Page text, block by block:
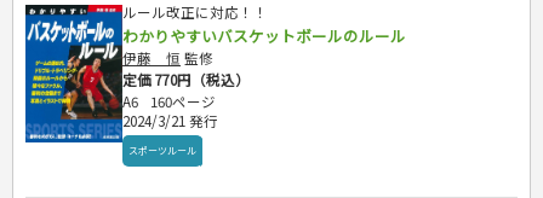
音と光のでる絵本
えんぴつちょう
簿記検定
看護・薬学
ケアマネジャー
介護・社会福祉士
保育士
司法書士・社労士
マネー・株・資産
ビジネス・法律
簿記・経理・税金・保険
その他ビジネス
自己啓発
自己啓発
ビジネス読み物
国内・海外旅行
国外旅行
国内旅行
散歩・グルメ
地理・歴史
地理・地図
歴史
文庫
文庫
成美文庫
その他文庫
ダイアリー
ダイアリー
プラチナダイアリー プレステージ
ルール改正に対応！！
わかりやすいバスケットボールのルール
伊藤 恒 監修
定価 770円（税込）
A6
160ページ
2024/3/21 発行
スポーツルール